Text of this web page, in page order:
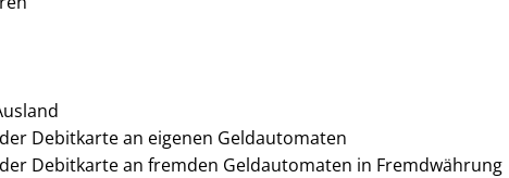
Debitkarte an eigenen Geldautomaten
Debitkarte an fremden Geldautomaten in Fremdwährung